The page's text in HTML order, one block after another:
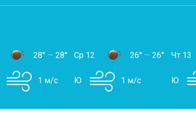
28° — 28°
1 м/с
Ср 12 26° — 26°
Ю 1 м/с
Чт 13
Ю